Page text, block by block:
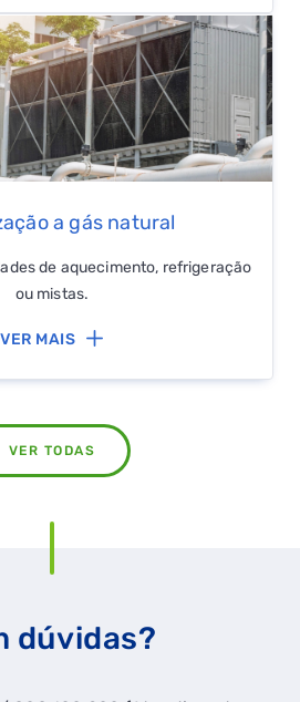
a gás natural
de aquecimento, refrigeração
ou mistas.
VER MAIS
VER TODAS
dúvidas?
TER GÁS NATURAL
DE POUPANÇA